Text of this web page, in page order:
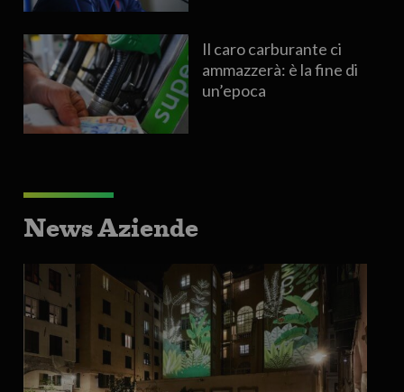
Il caro carburante ci
ammazzerà: è la fine di
un’epoca
News Aziende